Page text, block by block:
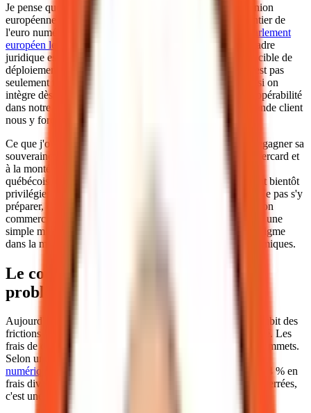
Je pense que les PME québécoises qui exportent vers l'Union
européenne ne peuvent plus se contenter d'ignorer le chantier de
l'euro numérique. Le
vote de la commission ECON du Parlement
européen le 23 juin 2026
marque une étape décisive : le cadre
juridique est maintenant sur les rails du trilogue, avec une cible de
déploiement fixée à 2029. L'enjeu pour nos entreprises n'est pas
seulement technique, il est stratégique. Il s'agit de décider si on
intègre dès maintenant une veille active et des tests d'interopérabilité
dans notre stack de paiements, ou si on attend que la demande client
nous y force, au risque d'un rattrapage coûteux.
Ce que j'observe, c'est que l'Europe cherche avant tout à regagner sa
souveraineté face à la domination des réseaux Visa et Mastercard et
à la montée des stablecoins dollarisés. Pour un exportateur
québécois, cela signifie que ses clients européens pourraient bientôt
privilégier, voire exiger, des rails de paiement souverains. Ne pas s'y
préparer, c'est accepter une friction potentielle dans la relation
commerciale. Le déploiement de l'euro numérique n'est pas une
simple mise à jour technique, c'est un changement de paradigme
dans la manière dont la valeur circule entre les blocs économiques.
Le coût caché des rails actuels : le
problème réel des PME
Aujourd'hui, une PME québécoise qui vend en zone euro subit des
frictions que nous avons fini par accepter comme une fatalité. Les
frais de conversion de devises (FX) peuvent atteindre des sommets.
Selon une analyse de
numérique
, un transfert de 1 000 dollars peut coûter jusqu'à 4 % en
frais divers. Pour une entreprise qui opère avec des marges serrées,
c'est une ponction directe sur la rentabilité.